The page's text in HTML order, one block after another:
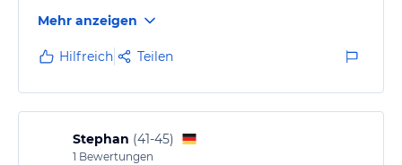
Mehr anzeigen
Hilfreich Teilen
Stephan (41-45)
1 Bewertungen